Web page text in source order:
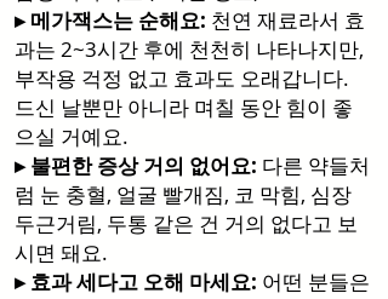
▸ 메가잭스는 순해요: 천연 재료라서 효
과는 2~3시간 후에 천천히 나타나지만,
부작용 걱정 없고 효과도 오래갑니다.
드신 날뿐만 아니라 며칠 동안 힘이 좋
으실 거예요.
▸ 불편한 증상 거의 없어요: 다른 약들처
럼 눈 충혈, 얼굴 빨개짐, 코 막힘, 심장
두근거림, 두통 같은 건 거의 없다고 보
시면 돼요.
▸ 효과 세다고 오해 마세요: 어떤 분들은